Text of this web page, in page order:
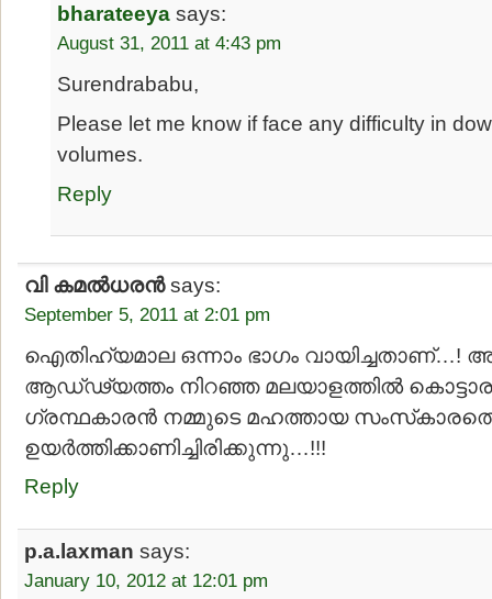
bharateeya says:
August 31, 2011 at 4:43 pm
Surendrababu,
Please let me know if face any difficulty in
volumes.
Reply
വി കമല്‍ധരന്‍ says:
September 5, 2011 at 2:01 pm
ഐതിഹ്യമാല ഒന്നാം ഭാഗം വായിച്ചതാണ്…!
ആഡ്‍ഢ്യത്തം നിറഞ്ഞ മലയാളത്തില്‍
ഗ്രന്ഥകാരന്‍ നമ്മുടെ മഹത്തായ
ഉയര്‍ത്തിക്കാണിച്ചിരിക്കുന്നു…!!!
Reply
p.a.laxman says:
January 10, 2012 at 12:01 pm